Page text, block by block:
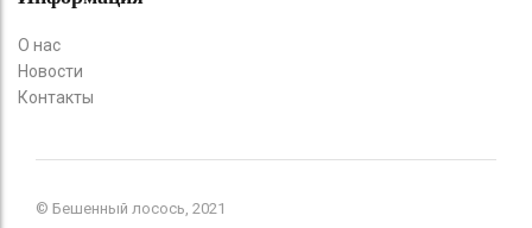
О нас
Новости
Контакты
© Бешенный лосось, 2021